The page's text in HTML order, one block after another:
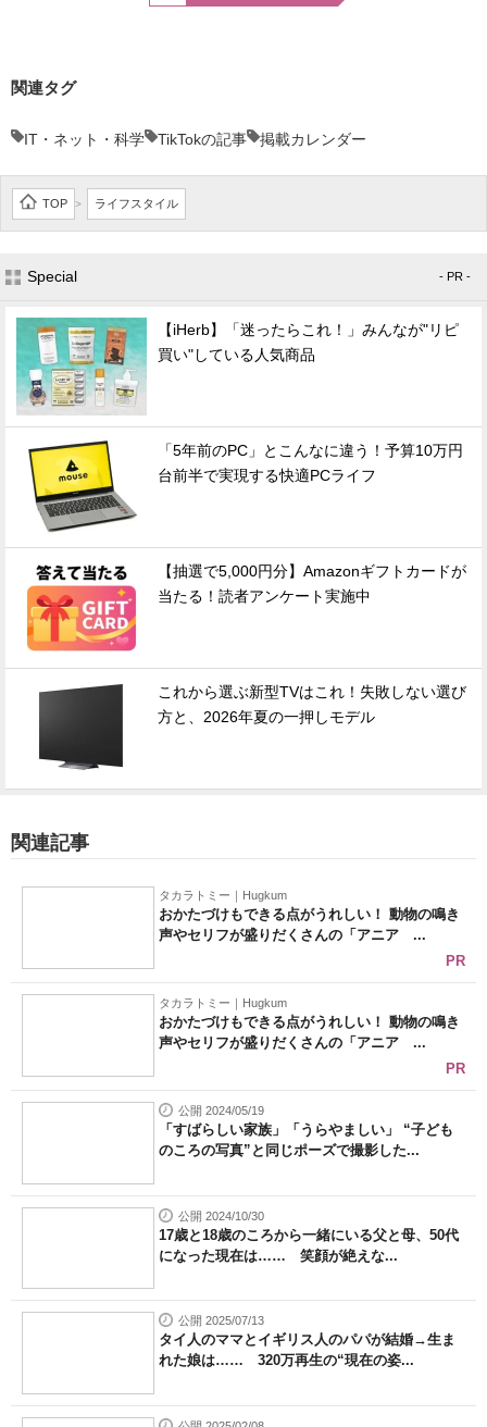
関連タグ
IT・ネット・科学 TikTokの記事 掲載カレンダー
TOP > ライフスタイル
Special - PR -
【iHerb】「迷ったらこれ！」みんなが"リピ
買い"している人気商品
「5年前のPC」とこんなに違う！予算10万円
台前半で実現する快適PCライフ
【抽選で5,000円分】Amazonギフトカードが
当たる！読者アンケート実施中
これから選ぶ新型TVはこれ！失敗しない選び
方と、2026年夏の一押しモデル
関連記事
タカラトミー｜Hugkum
おかたづけもできる点がうれしい！ 動物の鳴き
声やセリフが盛りだくさんの「アニア ...
PR
タカラトミー｜Hugkum
おかたづけもできる点がうれしい！ 動物の鳴き
声やセリフが盛りだくさんの「アニア ...
PR
公開 2024/05/19
「すばらしい家族」「うらやましい」 “子ども
のころの写真”と同じポーズで撮影した...
公開 2024/10/30
17歳と18歳のころから一緒にいる父と母、50代
になった現在は…… 笑顔が絶えな...
公開 2025/07/13
タイ人のママとイギリス人のパパが結婚→生ま
れた娘は…… 320万再生の“現在の姿...